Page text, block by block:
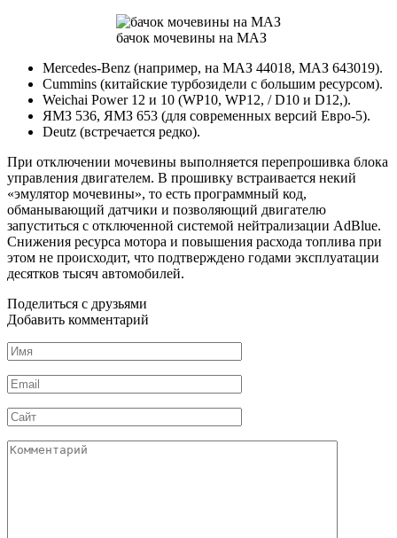
бачок мочевины на МАЗ
Mercedes-Benz (например, на МАЗ 44018, МАЗ 643019).
Cummins (китайские турбозидели с большим ресурсом).
Weichai Power 12 и 10 (WP10, WP12, / D10 и D12,).
ЯМЗ 536, ЯМЗ 653 (для современных версий Евро-5).
Deutz (встречается редко).
При отключении мочевины выполняется перепрошивка блока
управления двигателем. В прошивку встраивается некий
«эмулятор мочевины», то есть программный код,
обманывающий датчики и позволяющий двигателю
запуститься с отключенной системой нейтрализации AdBlue.
Снижения ресурса мотора и повышения расхода топлива при
этом не происходит, что подтверждено годами эксплуатации
десятков тысяч автомобилей.
Поделиться с друзьями
Добавить комментарий
Имя
*
Email
*
Сайт
Комментарий